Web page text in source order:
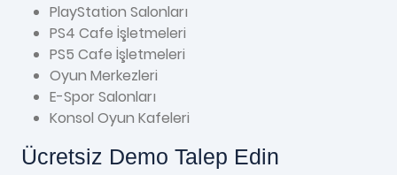
PlayStation Salonları
PS4 Cafe İşletmeleri
PS5 Cafe İşletmeleri
Oyun Merkezleri
E-Spor Salonları
Konsol Oyun Kafeleri
Ücretsiz Demo Talep Edin